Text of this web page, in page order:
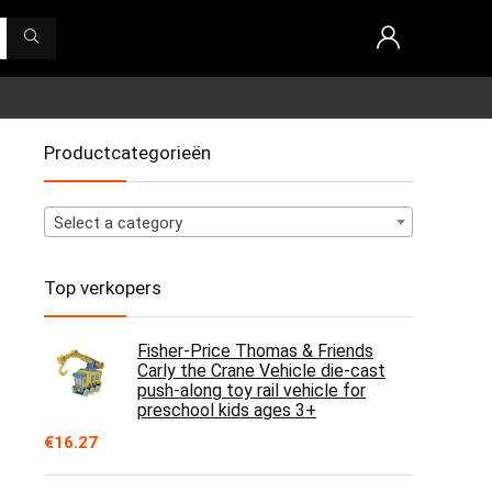
Productcategorieën
Select a category
Top verkopers
Fisher-Price Thomas & Friends
Carly the Crane Vehicle die-cast
push-along toy rail vehicle for
preschool kids ages 3+
€16.27